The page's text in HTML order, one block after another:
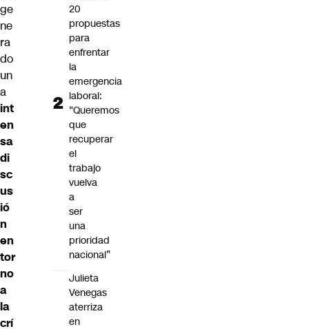
ge
ne
ra
do
un
a
int
en
sa
di
sc
us
ió
n
en
tor
no
a
la
crí
20
propuestas
para
enfrentar
la
emergencia
laboral:
“Queremos
que
recuperar
el
trabajo
vuelva
a
ser
una
prioridad
nacional”
Julieta
Venegas
aterriza
en